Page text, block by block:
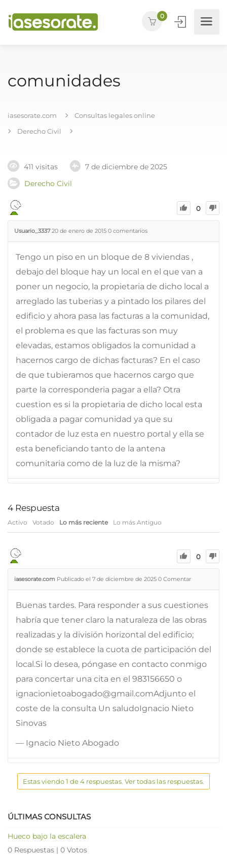
0
comunidades
iasesorate.com
Consultas legales online
Derecho Civil
411 visitas
7 de diciembre de 2025
Derecho Civil
0
Usuario_3337 20 de enero de 2015 0 comentarios
Tengo un piso en un bloque de 8 viviendas ,
debajo del bloque hay un local en el que van a
poner un negocio, la propietaria de dicho local a
arreglado las tuberias y a pintado los pilares del
edificio y ahora pasa las facturas a la comunidad,
el problema es que las facturas son muy
elevadas, estamos obligados la comunidad a
hacernos cargo de dichas facturas? En el caso
de que tubieramos que hacernos cargo que
parte la corresponderia pagar a ella? Otra
cuestion es si la propietaria de dicho local esta
obligada a pagar comunidad ya que su
contador de luz esta en nuestro portal y ella se
esta beneficiando tanto de la antena
comunitaria como de la luz de la misma?
4 Respuesta
Activo Votado Lo más reciente Lo más Antiguo
0
iasesorate.com Publicado el 7 de diciembre de 2025 0 Comentar
Buenas tardes. Para responder a sus cuestiones
habría que tener claro la naturaleza de las obras
realizadas y la división horizontal del edificio;
donde se establece la cuota de participación del
local.Si lo desea, póngase en contacto conmigo
para concertar una cita en el 983156650 o
ignacionietoabogado@gmail.comAdjunto el
coste de la consulta Un saludoIgnacio Nieto
Sinovas
— Ignacio Nieto Abogado
Estas viendo 1 de 4 respuestas. Ver todas las respuestas.
ÚLTIMAS CONSULTAS
Hueco bajo la escalera
0 Respuestas | 0 Votos